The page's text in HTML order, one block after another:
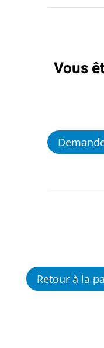
Vous
Retour à la